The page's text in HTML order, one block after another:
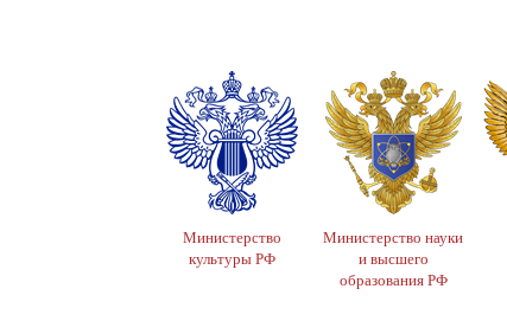
Министерство
культуры РФ
Министерство науки
и высшего
образования РФ